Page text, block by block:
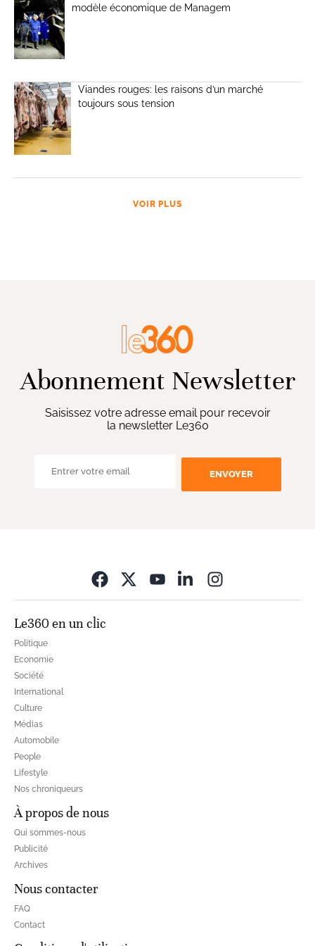
modèle économique de Managem
Viandes rouges: les raisons d’un marché
toujours sous tension
VOIR PLUS
Abonnement Newsletter
Saisissez votre adresse email pour recevoir
la newsletter Le360
ENVOYER
Le360 en un clic
Politique
Economie
Société
International
Culture
Médias
Automobile
People
Lifestyle
Nos chroniqueurs
À propos de nous
Qui sommes-nous
Publicité
Archives
Nous contacter
FAQ
Contact